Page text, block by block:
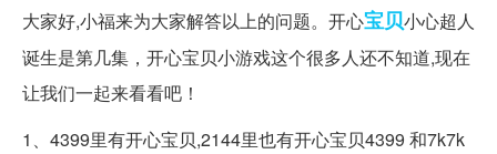
大家好,小福来为大家解答以上的问题。开心宝贝小心超人
诞生是第几集，开心宝贝小游戏这个很多人还不知道,现在
让我们一起来看看吧！
1、4399里有开心宝贝,2144里也有开心宝贝4399 和7k7k